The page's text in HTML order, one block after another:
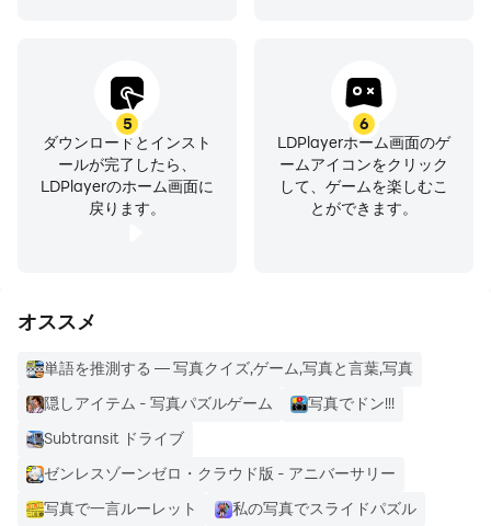
お支払い完了前にプラン料金が表示されます。料金はお客
様の Google Play アカウントに請求され、プランや国に
よって金額が異なります。アプリ内で購入いただいた
さい。Google Play のアカウント設定で、いつでも自動
Dropbox は、数々の Fortune 500 企業の信頼を受け、重
要データの保管をまかされる、安全なクラウドソリューシ
ョンを提供するリーダー企業です。1,400 万を超えるユー
ザーが Dropbox の有料プランを選んでいます。ユーザー
の仕事や住んでいる場所に関係なく、Dropbox がセキュ
5
ダウンロードとインスト
ールが完了したら、
LDPlayerのホーム画面に
戻ります。
6
LDPlayerホーム画面のゲ
ームアイコンをクリック
して、ゲームを楽しむこ
とができます。
オススメ
単語を推測する — 写真クイズ,ゲーム,写真と言葉,写真
隠しアイテム - 写真パズルゲーム
写真でドン!!!
Subtransit ドライブ
ゼンレスゾーンゼロ・クラウド版 - アニバーサリー
写真で一言ルーレット
私の写真でスライドパズル